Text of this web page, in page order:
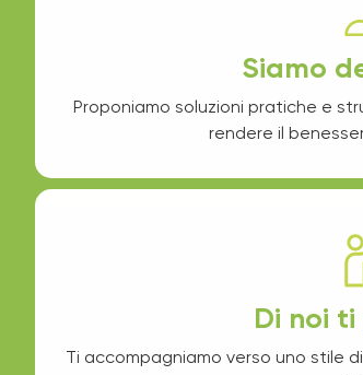
Siamo
Proponiamo soluzioni pratiche e
rendere il
Di noi
Ti accompagniamo verso uno stile